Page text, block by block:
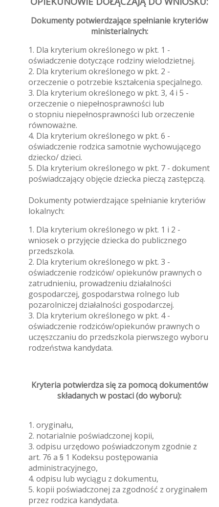
Dokumenty potwierdzające spełnianie kryteriów
ministerialnych:
1. Dla kryterium określonego w pkt. 1 -
oświadczenie dotyczące rodziny wielodzietnej.
2. Dla kryterium określonego w pkt. 2 -
orzeczenie o potrzebie kształcenia specjalnego.
3. Dla kryterium określonego w pkt. 3, 4 i 5 -
orzeczenie o niepełnosprawności lub
o stopniu niepełnosprawności lub orzeczenie
równoważne.
4. Dla kryterium określonego w pkt. 6 -
oświadczenie rodzica samotnie wychowującego
dziecko/ dzieci.
5. Dla kryterium określonego w pkt. 7 - dokument
poświadczający objęcie dziecka pieczą zastępczą.
Dokumenty potwierdzające spełnianie kryteriów
lokalnych:
1. Dla kryterium określonego w pkt. 1 i 2 -
wniosek o przyjęcie dziecka do publicznego
przedszkola.
2. Dla kryterium określonego w pkt. 3 -
oświadczenie rodziców/ opiekunów prawnych o
zatrudnieniu, prowadzeniu działalności
gospodarczej, gospodarstwa rolnego lub
pozarolniczej działalności gospodarczej.
3. Dla kryterium określonego w pkt. 4 -
oświadczenie rodziców/opiekunów prawnych o
uczęszczaniu do przedszkola pierwszego wyboru
rodzeństwa kandydata.
Kryteria potwierdza się za pomocą dokumentów
składanych w postaci (do wyboru):
1. oryginału,
2. notarialnie poświadczonej kopii,
3. odpisu urzędowo poświadczonym zgodnie z
art. 76 a § 1 Kodeksu postępowania
administracyjnego,
4. odpisu lub wyciągu z dokumentu,
5. kopii poświadczonej za zgodność z oryginałem
przez rodzica kandydata.